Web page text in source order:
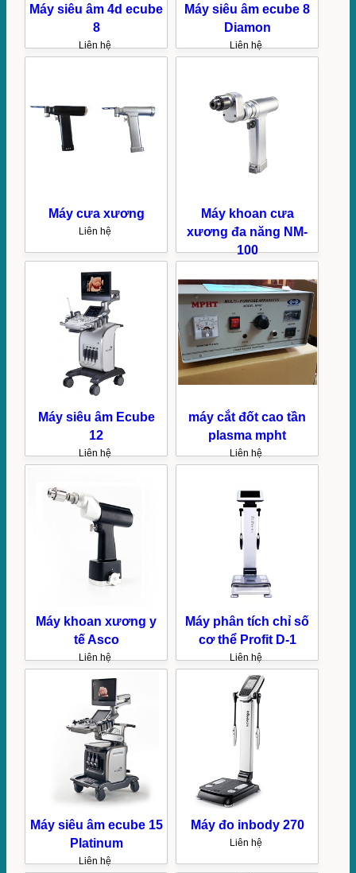
Máy siêu âm 4d ecube
8
Liên hệ
Máy siêu âm ecube 8
Diamon
Liên hệ
Máy cưa xương
Liên hệ
Máy khoan cưa
xương đa năng NM-
100
Máy siêu âm Ecube
12
Liên hệ
máy cắt đốt cao tần
plasma mpht
Liên hệ
Máy khoan xương y
tế Asco
Liên hệ
Máy phân tích chỉ số
cơ thể Profit D-1
Liên hệ
Máy siêu âm ecube 15
Platinum
Liên hệ
Máy đo inbody 270
Liên hệ